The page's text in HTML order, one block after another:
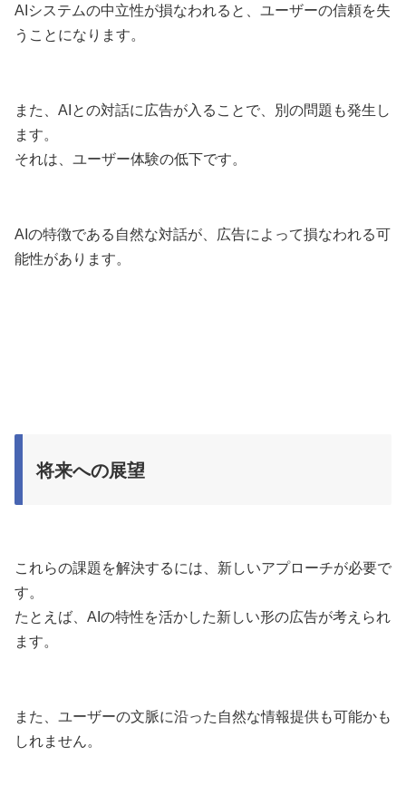
AIシステムの中立性が損なわれると、ユーザーの信頼を失
うことになります。
また、AIとの対話に広告が入ることで、別の問題も発生し
ます。
それは、ユーザー体験の低下です。
AIの特徴である自然な対話が、広告によって損なわれる可
能性があります。
将来への展望
これらの課題を解決するには、新しいアプローチが必要で
す。
たとえば、AIの特性を活かした新しい形の広告が考えられ
ます。
また、ユーザーの文脈に沿った自然な情報提供も可能かも
しれません。